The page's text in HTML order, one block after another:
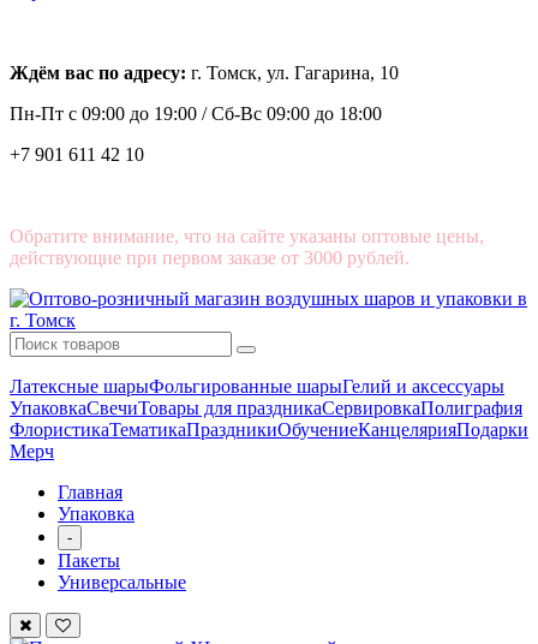
Ждём вас по адресу: г. Томск, ул. Гагарина, 10
Пн-Пт с 09:00 до 19:00 /Сб-Вс 09:00 до 18:00
+7 901 611 42 10
Обратите внимание, что на сайте указаны оптовые цены,
действующие при первом заказе от 3000 рублей.
Латексные шарыФольгированные шарыГелий и аксессуары
УпаковкаСвечиТовары для праздникаСервировкаПолиграфия
ФлористикаТематикаПраздникиОбучениеКанцелярияПодарки
Мерч
Главная
Упаковка
-
Пакеты
Универсальные